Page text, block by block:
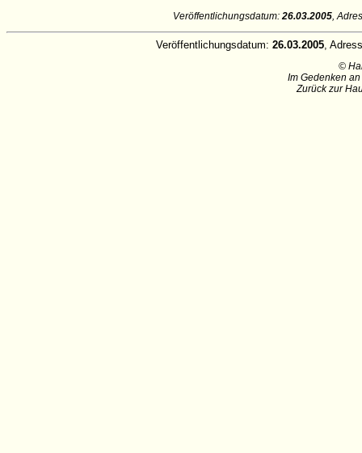
Veröffentlichungsdatum:26.03.2005,
Veröffentlichungsdatum: 26.03.2005 ,
©
Im Gedenken
Zurück zur